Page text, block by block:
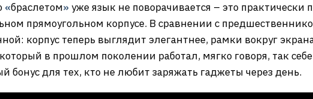
«браслетом» уже язык не поворачивается – это
прямоугольном корпусе. В сравнении с
корпус теперь выглядит элегантнее, рамки вокруг
в прошлом поколении работал, мягко говоря, так
бонус для тех, кто не любит заряжать гаджеты через день.